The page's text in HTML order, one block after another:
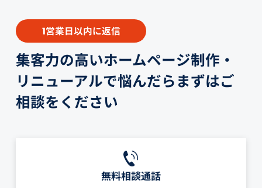
1営業日以内に返信
集客力の高いホームページ制作・
リニューアルで悩んだらまずはご
相談をください
無料相談通話